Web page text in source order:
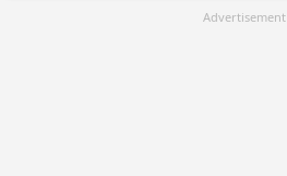
Advertisement